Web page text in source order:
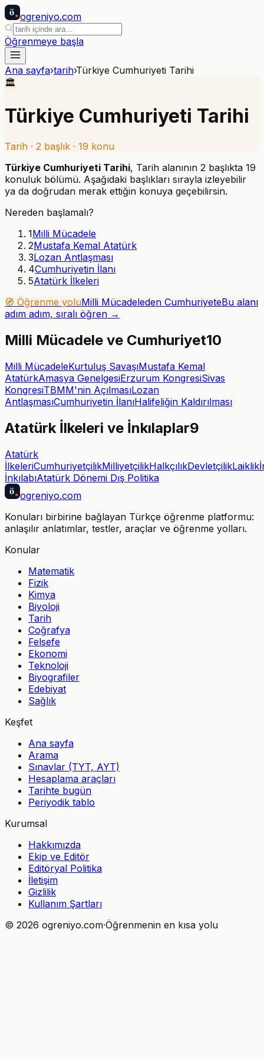
ö ogreniyo.com
Öğrenmeye başla
Ana sayfa›tarih›Türkiye Cumhuriyeti Tarihi
🏛️
Türkiye Cumhuriyeti Tarihi
Tarih · 2 başlık · 19 konu
Türkiye Cumhuriyeti Tarihi, Tarih alanının 2 başlıkta 19
konuluk bölümü. Aşağıdaki başlıkları sırayla izleyebilir
ya da doğrudan merak ettiğin konuya geçebilirsin.
Nereden başlamalı?
1Milli Mücadele
2Mustafa Kemal Atatürk
3Lozan Antlaşması
4Cumhuriyetin İlanı
5Atatürk İlkeleri
🧭 Öğrenme yoluMilli Mücadeleden CumhuriyeteBu alanı
adım adım, sıralı öğren →
Milli Mücadele ve Cumhuriyet10
Milli MücadeleKurtuluş SavaşıMustafa Kemal
AtatürkAmasya GenelgesiErzurum KongresiSivas
KongresiTBMM'nin AçılmasıLozan
AntlaşmasıCumhuriyetin İlanıHalifeliğin Kaldırılması
Atatürk İlkeleri ve İnkılaplar9
Atatürk
İlkeleriCumhuriyetçilikMilliyetçilikHalkçılıkDevletçilikLaiklik
İnkılabıAtatürk Dönemi Dış Politika
ö ogreniyo.com
Konuları birbirine bağlayan Türkçe öğrenme platformu:
anlaşılır anlatımlar, testler, araçlar ve öğrenme yolları.
Konular
Matematik
Fizik
Kimya
Biyoloji
Tarih
Coğrafya
Felsefe
Ekonomi
Teknoloji
Biyografiler
Edebiyat
Sağlık
Keşfet
Ana sayfa
Arama
Sınavlar (TYT, AYT)
Hesaplama araçları
Tarihte bugün
Periyodik tablo
Kurumsal
Hakkımızda
Ekip ve Editör
Editöryal Politika
İletişim
Gizlilik
Kullanım Şartları
© 2026 ogreniyo.com·Öğrenmenin en kısa yolu